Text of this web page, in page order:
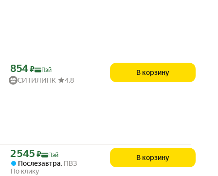
Цена с картой Яндекс Пэй 854 ₽ вместо
854 ₽ Пэй
СИТИЛИНК 4.8
В корзину
Цена с картой Яндекс Пэй 2545 ₽ вместо
2 545 ₽ Пэй
Послезавтра, ПВЗ
По клику
В корзину